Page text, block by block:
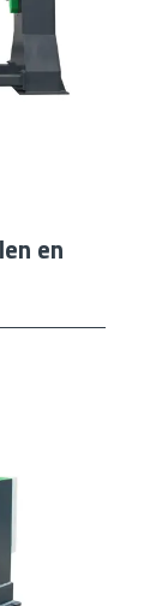
en